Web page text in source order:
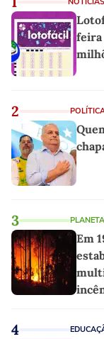
feira
2
3 PLANETA
Em
4